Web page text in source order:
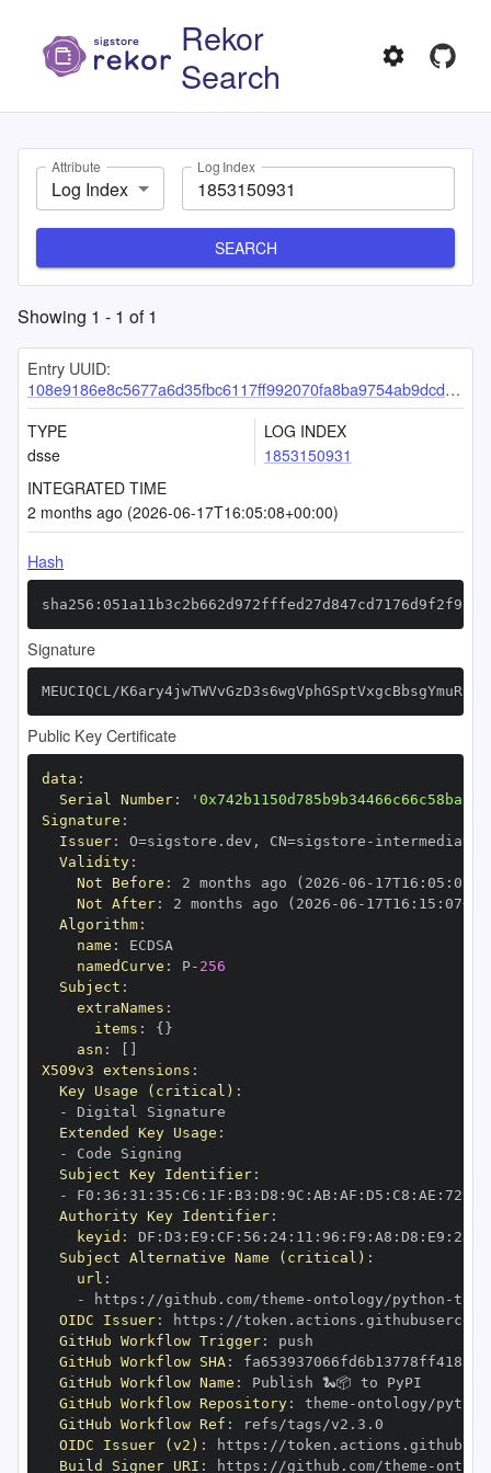
Rekor
Search
Attribute
Log Index
Log Index
SEARCH
Showing 1 - 1 of1
Entry UUID:
108e9186e8c5677a6d35fbc6117ff992070fa8ba9754ab9dcdfea151139d8e05a3899be4e2b7b358
TYPE
dsse
LOG INDEX
1853150931
INTEGRATED TIME
2 months ago (2026-06-17T16:05:08+00:00)
Hash
Signature
MEUCIQCL/
Public Key Certificate
data :
Serial Number:
Signature :
Issuer: O=sigstore.dev , CN=sigstore -
Validity:
Not Before : 2 months ago (2026 -06 - 17T16 : 05 :
Not After: 2 months ago (2026 -06 - 17T16 : 15 : 07+00
Algorithm:
name :
namedCurve : P- 256
Subject :
extraNames :
items : { }
asn :
X509v3 extensions :
Key Usage (critical) :
-
Extended Key Usage :
-
Subject Key Identifier:
-
F0 : 36 : 31 : 35 : C6 : 1F : B3 : D8 : 9C : AB: AF : D5 : C8 : AE : 72
Authority Key Identifier:
keyid : DF : D3 : E9 : CF : 56 : 24: 11 : 96 : F9 : A8 : D8 : E9 : 28
Subject Alternative Name (critical) :
url :
-
https : //github.com/theme - ontology/python -
OIDC Issuer: https :
GitHub Workflow Trigger:
GitHub Workflow SHA:
GitHub Workflow Name :
GitHub Workflow Repository: theme - ontology/python
GitHub Workflow Ref :
OIDC Issuer (v2) : https :
Build Signer URI : https : //github.com/theme -